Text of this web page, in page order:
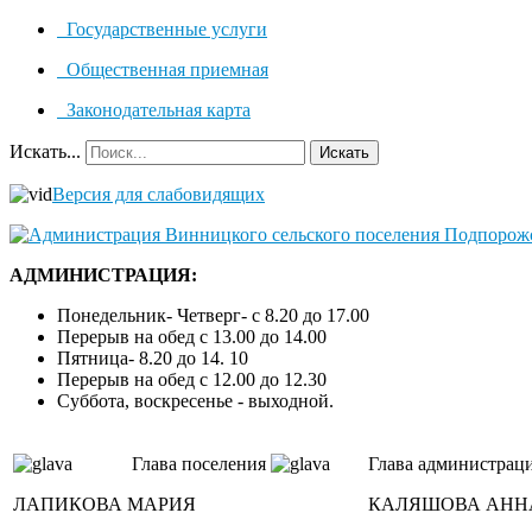
Государственные услуги
Общественная приемная
Законодательная карта
Искать... Искать
Версия для слабовидящих
АДМИНИСТРАЦИЯ:
Понедельник- Четверг- с 8.20 до 17.00
Перерыв на обед с 13.00 до 14.00
Пятница- 8.20 до 14. 10
Перерыв на обед с 12.00 до 12.30
Суббота, воскресенье - выходной.
Глава поселения
ЛАПИКОВА МАРИЯ
Глава
КАЛЯШОВА